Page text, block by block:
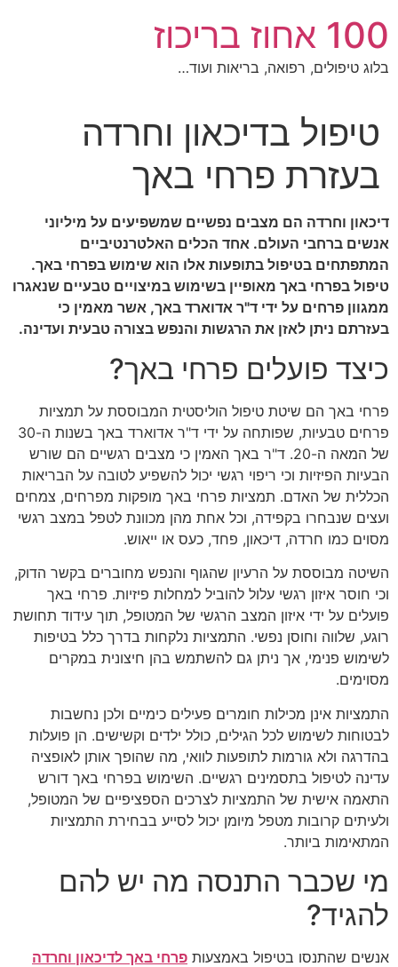
לתוכן
100 אחוז בריכוז
בלוג טיפולים, רפואה, בריאות ועוד…
טיפול בדיכאון וחרדה
בעזרת פרחי באך
דיכאון וחרדה הם מצבים נפשיים שמשפיעים על מיליוני
אנשים ברחבי העולם. אחד הכלים האלטרנטיביים
המתפתחים בטיפול בתופעות אלו הוא שימוש בפרחי באך.
טיפול בפרחי באך מאופיין בשימוש במיצויים טבעיים שנאגרו
ממגוון פרחים על ידי ד"ר אדוארד באך, אשר מאמין כי
בעזרתם ניתן לאזן את הרגשות והנפש בצורה טבעית ועדינה.
כיצד פועלים פרחי באך?
פרחי באך הם שיטת טיפול הוליסטית המבוססת על תמציות
פרחים טבעיות, שפותחה על ידי ד"ר אדוארד באך בשנות ה-30
של המאה ה-20. ד"ר באך האמין כי מצבים רגשיים הם שורש
הבעיות הפיזיות וכי ריפוי רגשי יכול להשפיע לטובה על הבריאות
הכללית של האדם. תמציות פרחי באך מופקות מפרחים, צמחים
ועצים שנבחרו בקפידה, וכל אחת מהן מכוונת לטפל במצב רגשי
מסוים כמו חרדה, דיכאון, פחד, כעס או ייאוש.
השיטה מבוססת על הרעיון שהגוף והנפש מחוברים בקשר הדוק,
וכי חוסר איזון רגשי עלול להוביל למחלות פיזיות. פרחי באך
פועלים על ידי איזון המצב הרגשי של המטופל, תוך עידוד תחושת
רוגע, שלווה וחוסן נפשי. התמציות נלקחות בדרך כלל בטיפות
לשימוש פנימי, אך ניתן גם להשתמש בהן חיצונית במקרים
מסוימים.
התמציות אינן מכילות חומרים פעילים כימיים ולכן נחשבות
לבטוחות לשימוש לכל הגילים, כולל ילדים וקשישים. הן פועלות
בהדרגה ולא גורמות לתופעות לוואי, מה שהופך אותן לאופציה
עדינה לטיפול בתסמינים רגשיים. השימוש בפרחי באך דורש
התאמה אישית של התמציות לצרכים הספציפיים של המטופל,
ולעיתים קרובות מטפל מיומן יכול לסייע בבחירת התמציות
המתאימות ביותר.
מי שכבר התנסה מה יש להם
להגיד?
אנשים שהתנסו בטיפול באמצעות פרחי באך לדיכאון וחרדה